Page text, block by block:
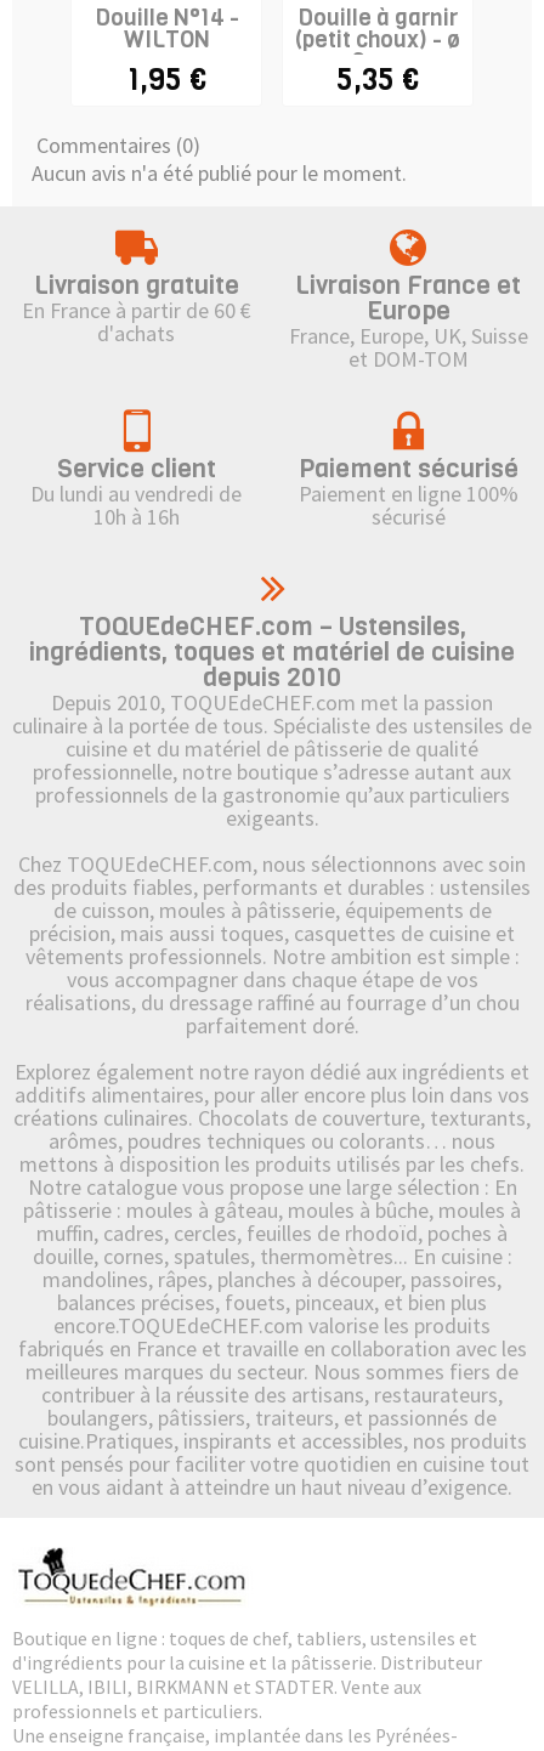
Douille N°14 -
WILTON
1,95 €
Douille à garnir
(petit choux) - ø
8mm
5,35 €
Commentaires (0)
Aucun avis n'a été publié pour le moment.
Livraison gratuite
En France à partir de 60 €
d'achats
Livraison France et
Europe
France, Europe, UK, Suisse
et DOM-TOM
Service client
Du lundi au vendredi de
10h à 16h
Paiement sécurisé
Paiement en ligne 100%
sécurisé
TOQUEdeCHEF.com – Ustensiles,
ingrédients, toques et matériel de cuisine
depuis 2010
Depuis 2010, TOQUEdeCHEF.com met la passion
culinaire à la portée de tous. Spécialiste des ustensiles de
cuisine et du matériel de pâtisserie de qualité
professionnelle, notre boutique s’adresse autant aux
professionnels de la gastronomie qu’aux particuliers
exigeants.
Chez TOQUEdeCHEF.com, nous sélectionnons avec soin
des produits fiables, performants et durables : ustensiles
de cuisson, moules à pâtisserie, équipements de
précision, mais aussi toques, casquettes de cuisine et
vêtements professionnels. Notre ambition est simple :
vous accompagner dans chaque étape de vos
réalisations, du dressage raffiné au fourrage d’un chou
parfaitement doré.
Explorez également notre rayon dédié aux ingrédients et
additifs alimentaires, pour aller encore plus loin dans vos
créations culinaires. Chocolats de couverture, texturants,
arômes, poudres techniques ou colorants… nous
mettons à disposition les produits utilisés par les chefs.
Notre catalogue vous propose une large sélection : En
pâtisserie : moules à gâteau, moules à bûche, moules à
muffin, cadres, cercles, feuilles de rhodoïd, poches à
douille, cornes, spatules, thermomètres... En cuisine :
mandolines, râpes, planches à découper, passoires,
balances précises, fouets, pinceaux, et bien plus
encore.TOQUEdeCHEF.com valorise les produits
fabriqués en France et travaille en collaboration avec les
meilleures marques du secteur. Nous sommes fiers de
contribuer à la réussite des artisans, restaurateurs,
boulangers, pâtissiers, traiteurs, et passionnés de
cuisine.Pratiques, inspirants et accessibles, nos produits
sont pensés pour faciliter votre quotidien en cuisine tout
en vous aidant à atteindre un haut niveau d’exigence.
Boutique en ligne : toques de chef, tabliers, ustensiles et
d'ingrédients pour la cuisine et la pâtisserie. Distributeur
VELILLA, IBILI, BIRKMANN et STADTER. Vente aux
professionnels et particuliers.
Une enseigne française, implantée dans les Pyrénées-